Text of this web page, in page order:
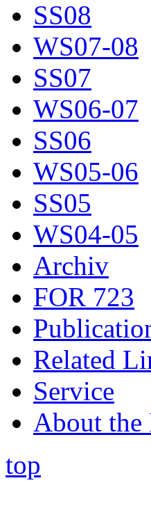
SS08
WS07-08
SS07
WS06-07
SS06
WS05-06
SS05
WS04-05
Archiv
FOR 723
Related
Service
About the
top